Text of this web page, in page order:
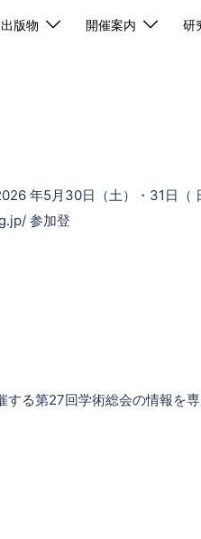
出版物 開催案内 研
年5月30日（土）・31日（
参加登
る第27回学術総会の情報を